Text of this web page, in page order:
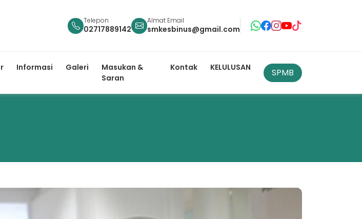
Telepon
02717889142
Almat Email
smkesbinus@gmail.com
Informasi Galeri
Masukan &
Saran
Kontak KELULUSAN SPMB